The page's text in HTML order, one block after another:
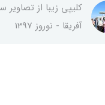
کلیپی زیبا از تصاویر
آفریقا - نوروز 1397